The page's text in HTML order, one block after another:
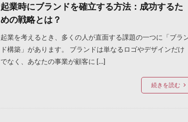
起業時にブランドを確立する方法：成功するた
めの戦略とは？
起業を考えるとき、多くの人が直面する課題の一つに「ブラ
ド構築」があります。 ブランドは単なるロゴやデザインだけ
でなく、あなたの事業が顧客に […]
続きを読む